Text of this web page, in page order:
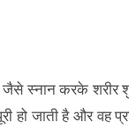
स्नान करके शरीर
जाती है और वह